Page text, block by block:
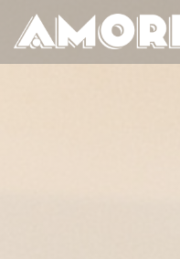
Panel for informasjonskapsler